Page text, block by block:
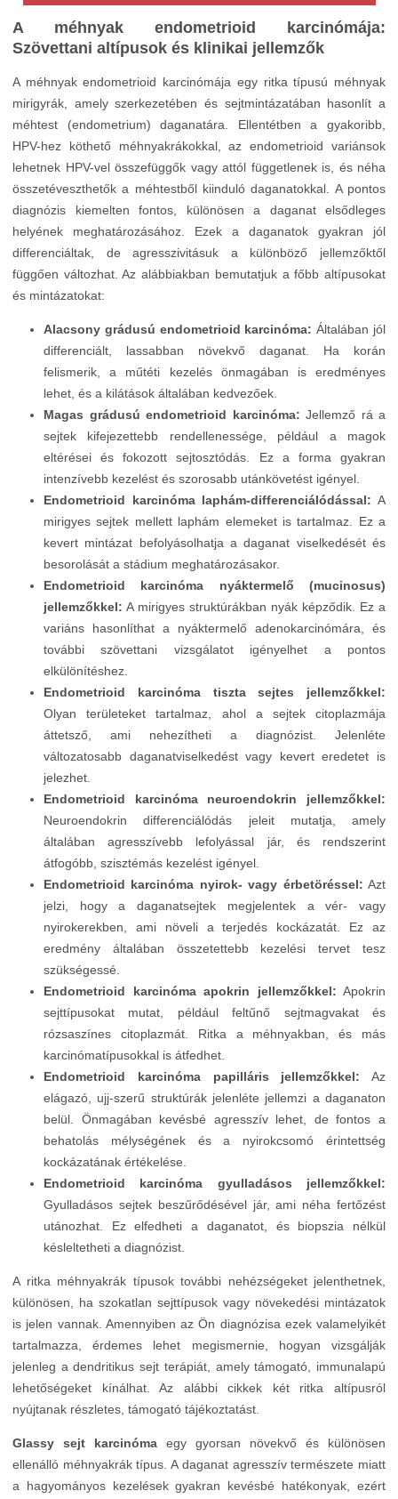
A méhnyak endometrioid karcinómája:
Szövettani altípusok és klinikai jellemzők
A méhnyak endometrioid karcinómája egy ritka típusú méhnyak
mirigyrák, amely szerkezetében és sejtmintázatában hasonlít a
méhtest (endometrium) daganatára. Ellentétben a gyakoribb,
HPV-hez köthető méhnyakrákokkal, az endometrioid variánsok
lehetnek HPV-vel összefüggők vagy attól függetlenek is, és néha
összetéveszthetők a méhtestből kiinduló daganatokkal. A pontos
diagnózis kiemelten fontos, különösen a daganat elsődleges
helyének meghatározásához. Ezek a daganatok gyakran jól
differenciáltak, de agresszivitásuk a különböző jellemzőktől
függően változhat. Az alábbiakban bemutatjuk a főbb altípusokat
és mintázatokat:
Alacsony grádusú endometrioid karcinóma: Általában jól
differenciált, lassabban növekvő daganat. Ha korán
felismerik, a műtéti kezelés önmagában is eredményes
lehet, és a kilátások általában kedvezőek.
Magas grádusú endometrioid karcinóma: Jellemző rá a
sejtek kifejezettebb rendellenessége, például a magok
eltérései és fokozott sejtosztódás. Ez a forma gyakran
intenzívebb kezelést és szorosabb utánkövetést igényel.
Endometrioid karcinóma laphám-differenciálódással: A
mirigyes sejtek mellett laphám elemeket is tartalmaz. Ez a
kevert mintázat befolyásolhatja a daganat viselkedését és
besorolását a stádium meghatározásakor.
Endometrioid karcinóma nyáktermelő (mucinosus)
jellemzőkkel: A mirigyes struktúrákban nyák képződik. Ez a
variáns hasonlíthat a nyáktermelő adenokarcinómára, és
további szövettani vizsgálatot igényelhet a pontos
elkülönítéshez.
Endometrioid karcinóma tiszta sejtes jellemzőkkel:
Olyan területeket tartalmaz, ahol a sejtek citoplazmája
áttetsző, ami nehezítheti a diagnózist. Jelenléte
változatosabb daganatviselkedést vagy kevert eredetet is
jelezhet.
Endometrioid karcinóma neuroendokrin jellemzőkkel:
Neuroendokrin differenciálódás jeleit mutatja, amely
általában agresszívebb lefolyással jár, és rendszerint
átfogóbb, szisztémás kezelést igényel.
Endometrioid karcinóma nyirok- vagy érbetöréssel: Azt
jelzi, hogy a daganatsejtek megjelentek a vér- vagy
nyirokerekben, ami növeli a terjedés kockázatát. Ez az
eredmény általában összetettebb kezelési tervet tesz
szükségessé.
Endometrioid karcinóma apokrin jellemzőkkel: Apokrin
sejttípusokat mutat, például feltűnő sejtmagvakat és
rózsaszínes citoplazmát. Ritka a méhnyakban, és más
karcinómatípusokkal is átfedhet.
Endometrioid karcinóma papilláris jellemzőkkel: Az
elágazó, ujj-szerű struktúrák jelenléte jellemzi a daganaton
belül. Önmagában kevésbé agresszív lehet, de fontos a
behatolás mélységének és a nyirokcsomó érintettség
kockázatának értékelése.
Endometrioid karcinóma gyulladásos jellemzőkkel:
Gyulladásos sejtek beszűrődésével jár, ami néha fertőzést
utánozhat. Ez elfedheti a daganatot, és biopszia nélkül
késleltetheti a diagnózist.
A ritka méhnyakrák típusok további nehézségeket jelenthetnek,
különösen, ha szokatlan sejttípusok vagy növekedési mintázatok
is jelen vannak. Amennyiben az Ön diagnózisa ezek valamelyikét
tartalmazza, érdemes lehet megismernie, hogyan vizsgálják
jelenleg a dendritikus sejt terápiát, amely támogató, immunalapú
lehetőségeket kínálhat. Az alábbi cikkek két ritka altípusról
nyújtanak részletes, támogató tájékoztatást.
Glassy sejt karcinóma egy gyorsan növekvő és különösen
ellenálló méhnyakrák típus. A daganat agresszív természete miatt
a hagyományos kezelések gyakran kevésbé hatékonyak, ezért